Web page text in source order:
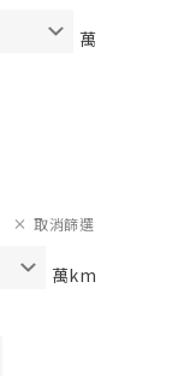
萬
萬km
取消篩選